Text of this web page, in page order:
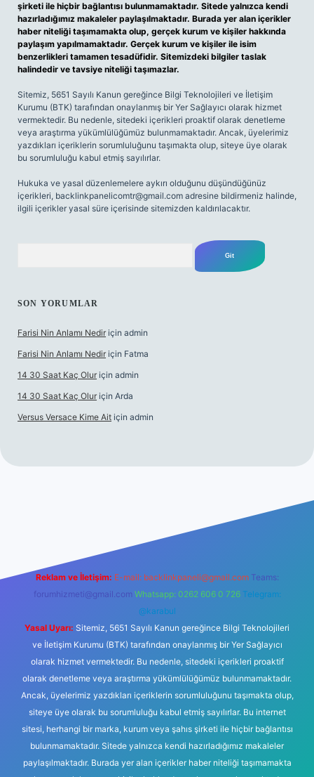
şirketi ile hiçbir bağlantısı bulunmamaktadır. Sitede yalnızca kendi
hazırladığımız makaleler paylaşılmaktadır. Burada yer alan içerikler
haber niteliği taşımamakta olup, gerçek kurum ve kişiler hakkında
paylaşım yapılmamaktadır. Gerçek kurum ve kişiler ile isim
benzerlikleri tamamen tesadüfidir. Sitemizdeki bilgiler taslak
halindedir ve tavsiye niteliği taşımazlar.
Sitemiz, 5651 Sayılı Kanun gereğince Bilgi Teknolojileri ve İletişim
Kurumu (BTK) tarafından onaylanmış bir Yer Sağlayıcı olarak hizmet
vermektedir. Bu nedenle, sitedeki içerikleri proaktif olarak denetleme
veya araştırma yükümlülüğümüz bulunmamaktadır. Ancak, üyelerimiz
yazdıkları içeriklerin sorumluluğunu taşımakta olup, siteye üye olarak
bu sorumluluğu kabul etmiş sayılırlar.
Hukuka ve yasal düzenlemelere aykırı olduğunu düşündüğünüz
içerikleri, backlinkpanelicomtr@gmail.com adresine bildirmeniz halinde,
ilgili içerikler yasal süre içerisinde sitemizden kaldırılacaktır.
SON YORUMLAR
Farisi Nin Anlamı Nedir için admin
Farisi Nin Anlamı Nedir için Fatma
14 30 Saat Kaç Olur için admin
14 30 Saat Kaç Olur için Arda
Versus Versace Kime Ait için admin
Reklam ve İletişim: E-mail: backlinkpaneli@gmail.com Teams:
forumhizmeti@gmail.com Whatsapp: 0262 606 0 726 Telegram:
@karabul
Yasal Uyarı: Sitemiz, 5651 Sayılı Kanun gereğince Bilgi Teknolojileri
ve İletişim Kurumu (BTK) tarafından onaylanmış bir Yer Sağlayıcı
olarak hizmet vermektedir. Bu nedenle, sitedeki içerikleri proaktif
olarak denetleme veya araştırma yükümlülüğümüz bulunmamaktadır.
Ancak, üyelerimiz yazdıkları içeriklerin sorumluluğunu taşımakta olup,
siteye üye olarak bu sorumluluğu kabul etmiş sayılırlar. Bu internet
sitesi, herhangi bir marka, kurum veya şahıs şirketi ile hiçbir bağlantısı
bulunmamaktadır. Sitede yalnızca kendi hazırladığımız makaleler
paylaşılmaktadır. Burada yer alan içerikler haber niteliği taşımamakta